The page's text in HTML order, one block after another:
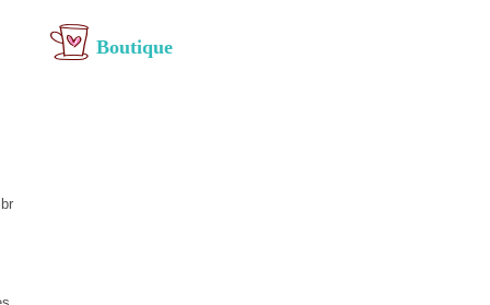
Boutique